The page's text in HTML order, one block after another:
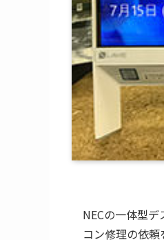
NECの一体型
コン修理の依頼